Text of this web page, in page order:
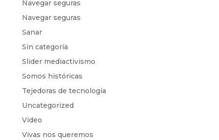
Navegar seguras
Navegar seguras
Sanar
Sin categoría
Slider mediactivismo
Somos históricas
Tejedoras de tecnología
Uncategorized
Video
Vivas nos queremos